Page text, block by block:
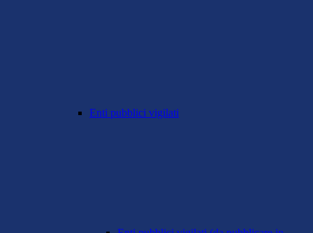
Enti pubblici vigilati